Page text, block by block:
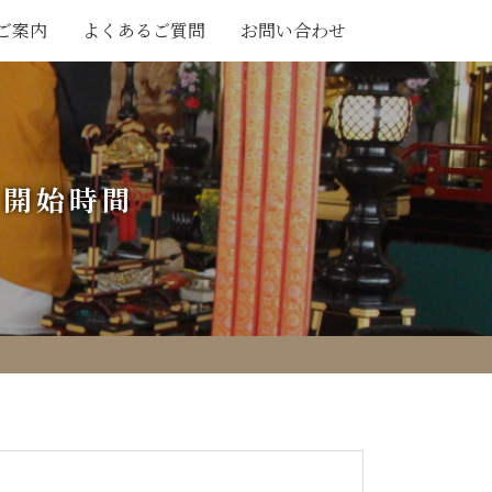
案内 よくあるご質問 お問い合わせ
始時間